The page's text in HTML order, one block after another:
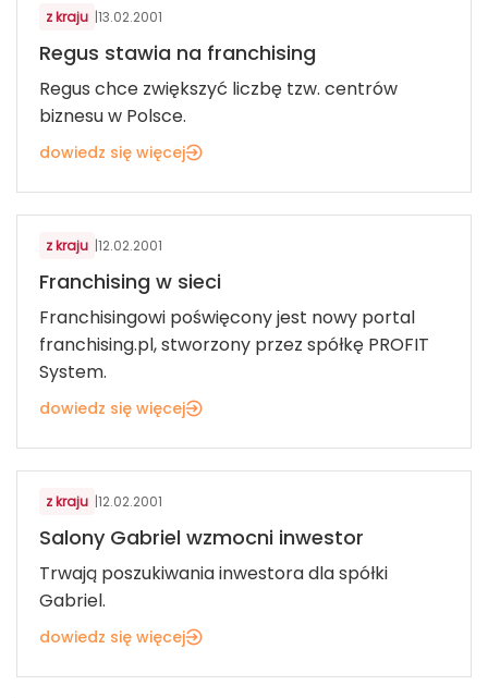
z kraju |13.02.2001
Regus stawia na franchising
Regus chce zwiększyć liczbę tzw. centrów
biznesu w Polsce.
dowiedz się więcej
z kraju |12.02.2001
Franchising w sieci
Franchisingowi poświęcony jest nowy portal
franchising.pl, stworzony przez spółkę PROFIT
System.
dowiedz się więcej
z kraju |12.02.2001
Salony Gabriel wzmocni inwestor
Trwają poszukiwania inwestora dla spółki
Gabriel.
dowiedz się więcej